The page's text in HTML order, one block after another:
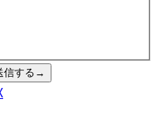
信する →